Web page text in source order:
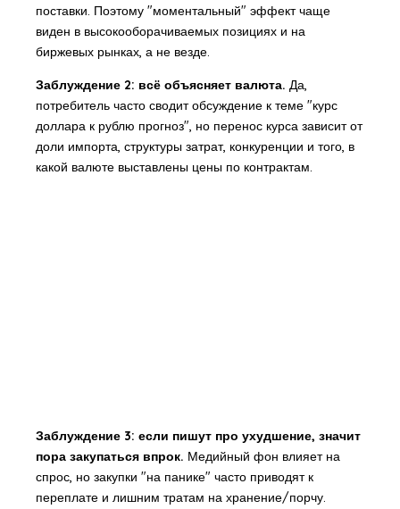
поставки. Поэтому "моментальный" эффект чаще
виден в высокооборачиваемых позициях и на
биржевых рынках, а не везде.
Заблуждение 2: всё объясняет валюта. Да,
потребитель часто сводит обсуждение к теме "курс
доллара к рублю прогноз", но перенос курса зависит от
доли импорта, структуры затрат, конкуренции и того, в
какой валюте выставлены цены по контрактам.
Заблуждение 3: если пишут про ухудшение, значит
пора закупаться впрок. Медийный фон влияет на
спрос, но закупки "на панике" часто приводят к
переплате и лишним тратам на хранение/порчу.